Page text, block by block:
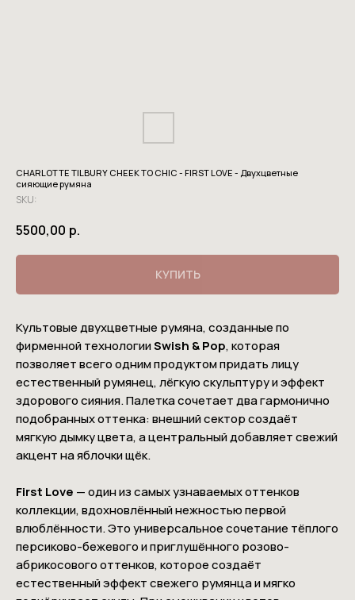
CHARLOTTE TILBURY CHEEK TO CHIC - FIRST LOVE - Двухцветные
сияющие румяна
SKU:
5500,00 р.
КУПИТЬ
Культовые двухцветные румяна, созданные по
фирменной технологииSwish & Pop, которая
позволяет всего одним продуктом придать лицу
естественный румянец, лёгкую скульптуру и эффект
здорового сияния. Палетка сочетает два гармонично
подобранных оттенка: внешний сектор создаёт
мягкую дымку цвета, а центральный добавляет свежий
акцент на яблочки щёк.
First Love — один из самых узнаваемых оттенков
коллекции, вдохновлённый нежностью первой
влюблённости. Это универсальное сочетание тёплого
персиково-бежевого и приглушённого розово-
абрикосового оттенков, которое создаёт
естественный эффект свежего румянца и мягко